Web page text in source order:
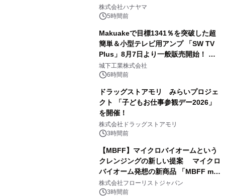
ギミックが融合した 大人の体験型パズ
ルが8月7日(金)12時より先行予約受付
株式会社ハナヤマ
5時間前
Makuakeで目標1341％を突破した超
簡単＆小型テレビ用アンプ 「SW TV
Plus」8月7日より一般販売開始！ ケ
ーブル1本つなぐだけ、テレビの音が
ぐっと豊かに
城下工業株式会社
6時間前
ドラッグストアモリ みらいプロジェ
クト 「子どもお仕事参観デー2026」
を開催！
株式会社ドラッグストアモリ
3時間前
【MBFF】マイクロバイオームという
クレンジングの新しい提案 マイクロ
バイオーム発想の新商品 「MBFF mb
クレンジングPRO」を2026年8月6日
発売
株式会社フローリストジャパン
3時間前